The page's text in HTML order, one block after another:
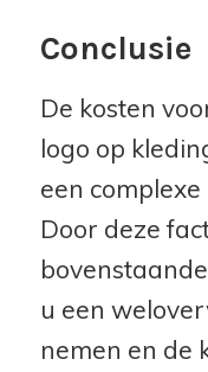
Conclusie
De kosten
logo op
een
Door deze
u een
nemen en de